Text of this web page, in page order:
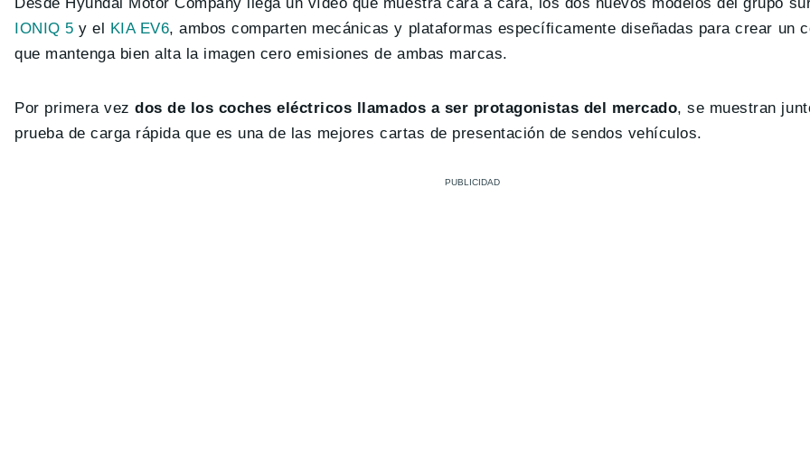
IONIQ 5 y el KIA EV6, ambos comparten mecánicas y plataformas específicamente diseñadas para crear un
que mantenga bien alta la imagen cero emisiones de ambas marcas.
Por primera vez dos de los coches eléctricos llamados a ser protagonistas del mercado, se muestran
prueba de carga rápida que es una de las mejores cartas de presentación de sendos vehículos.